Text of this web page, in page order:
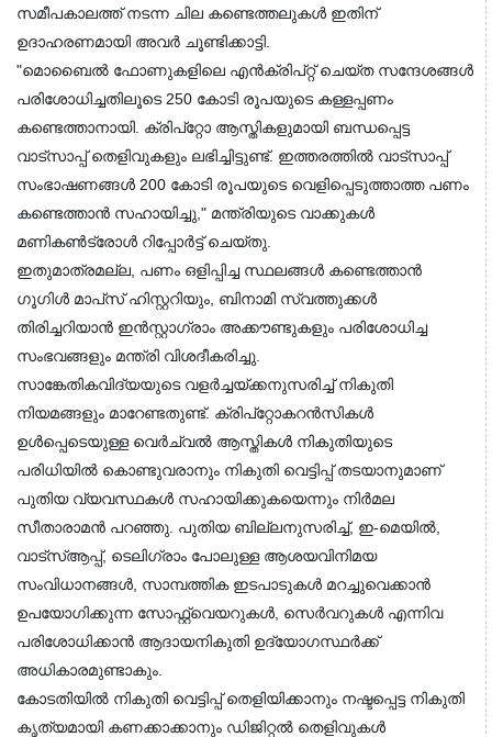
സമീപകാലത്ത് നടന്ന ചില കണ്ടെത്തലുകൾ ഇതിന്
ഉദാഹരണമായി അവർ ചൂണ്ടിക്കാട്ടി.
"മൊബൈൽ ഫോണുകളിലെ എൻക്രിപ്റ്റ് ചെയ്ത സന്ദേശങ്ങൾ
പരിശോധിച്ചതിലൂടെ 250 കോടി രൂപയുടെ കള്ളപ്പണം
കണ്ടെത്താനായി. ക്രിപ്റ്റോ ആസ്തികളുമായി ബന്ധപ്പെട്ട
വാട്സാപ്പ് തെളിവുകളും ലഭിച്ചിട്ടുണ്ട്. ഇത്തരത്തിൽ വാട്സാപ്പ്
സംഭാഷണങ്ങൾ 200 കോടി രൂപയുടെ വെളിപ്പെടുത്താത്ത പണം
കണ്ടെത്താൻ സഹായിച്ചു," മന്ത്രിയുടെ വാക്കുകൾ
മണികൺട്രോൾ റിപ്പോർട്ട് ചെയ്തു.
ഇതുമാത്രമല്ല, പണം ഒളിപ്പിച്ച സ്ഥലങ്ങൾ കണ്ടെത്താൻ
ഗൂഗിൾ മാപ്‌സ് ഹിസ്റ്ററിയും, ബിനാമി സ്വത്തുക്കൾ
തിരിച്ചറിയാൻ ഇൻസ്റ്റാഗ്രാം അക്കൗണ്ടുകളും പരിശോധിച്ച
സംഭവങ്ങളും മന്ത്രി വിശദീകരിച്ചു.
സാങ്കേതികവിദ്യയുടെ വളർച്ചയ്ക്കനുസരിച്ച് നികുതി
നിയമങ്ങളും മാറേണ്ടതുണ്ട്. ക്രിപ്റ്റോകറൻസികൾ
ഉൾപ്പെടെയുള്ള വെർച്വൽ ആസ്തികൾ നികുതിയുടെ
പരിധിയിൽ കൊണ്ടുവരാനും നികുതി വെട്ടിപ്പ് തടയാനുമാണ്
പുതിയ വ്യവസ്ഥകൾ സഹായിക്കുകയെന്നും നിർമല
സീതാരാമൻ പറഞ്ഞു. പുതിയ ബില്ലനുസരിച്ച്, ഇ-മെയിൽ,
വാട്‌സ്ആപ്പ്, ടെലിഗ്രാം പോലുള്ള ആശയവിനിമയ
സംവിധാനങ്ങൾ, സാമ്പത്തിക ഇടപാടുകൾ മറച്ചുവെക്കാൻ
ഉപയോഗിക്കുന്ന സോഫ്റ്റ്‌വെയറുകൾ, സെർവറുകൾ എന്നിവ
പരിശോധിക്കാൻ ആദായനികുതി ഉദ്യോഗസ്ഥർക്ക്
അധികാരമുണ്ടാകും.
കോടതിയിൽ നികുതി വെട്ടിപ്പ് തെളിയിക്കാനും നഷ്ടപ്പെട്ട നികുതി
കൃത്യമായി കണക്കാക്കാനും ഡിജിറ്റൽ തെളിവുകൾ